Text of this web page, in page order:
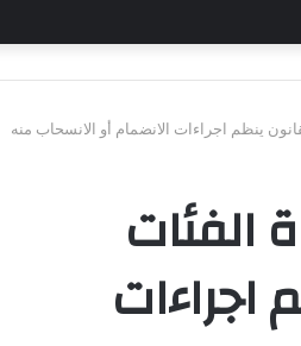
ينظم اجراءات الانضمام أو الانسحاب منه
الفئات
اجراءات